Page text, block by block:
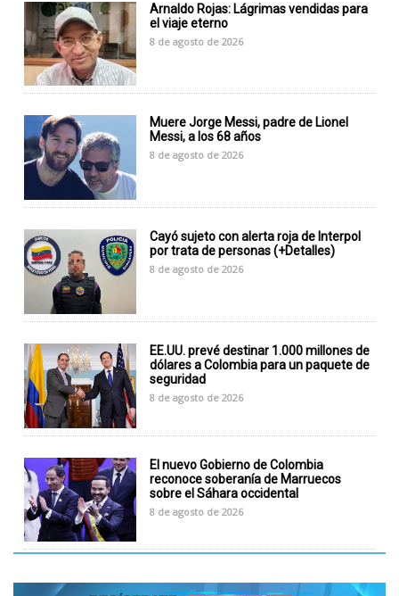
Arnaldo Rojas: Lágrimas vendidas para
el viaje eterno
8 de agosto de 2026
Muere Jorge Messi, padre de Lionel
Messi, a los 68 años
8 de agosto de 2026
Cayó sujeto con alerta roja de Interpol
por trata de personas (+Detalles)
8 de agosto de 2026
EE.UU. prevé destinar 1.000 millones de
dólares a Colombia para un paquete de
seguridad
8 de agosto de 2026
El nuevo Gobierno de Colombia
reconoce soberanía de Marruecos
sobre el Sáhara occidental
8 de agosto de 2026